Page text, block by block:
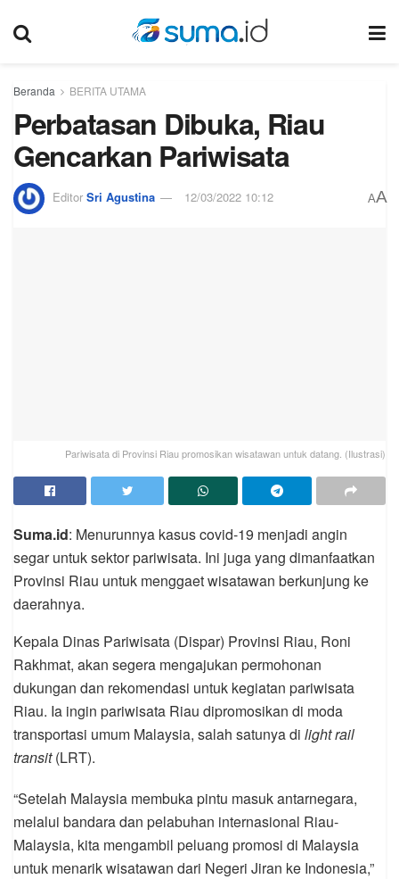
Beranda BERITA UTAMA
Perbatasan Dibuka, Riau
Gencarkan Pariwisata
Editor Sri Agustina 12/03/2022 10:12 AA
Pariwisata di Provinsi Riau promosikan wisatawan untuk datang. (Ilustrasi)
Suma.id: Menurunnya kasus covid-19 menjadi angin
segar untuk sektor pariwisata. Ini juga yang dimanfaatkan
Provinsi Riau untuk menggaet wisatawan berkunjung ke
daerahnya.
Kepala Dinas Pariwisata (Dispar) Provinsi Riau, Roni
Rakhmat, akan segera mengajukan permohonan
dukungan dan rekomendasi untuk kegiatan pariwisata
Riau. Ia ingin pariwisata Riau dipromosikan di moda
transportasi umum Malaysia, salah satunya di light rail
transit(LRT).
“Setelah Malaysia membuka pintu masuk antarnegara,
melalui bandara dan pelabuhan internasional Riau-
Malaysia, kita mengambil peluang promosi di Malaysia
untuk menarik wisatawan dari Negeri Jiran ke Indonesia,”